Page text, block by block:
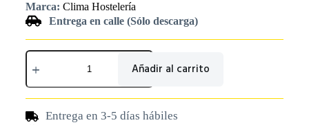
Marca: Clima Hostelería
Entrega en calle (Sólo descarga)
Añadir al carrito
Entrega en 3-5 días hábiles